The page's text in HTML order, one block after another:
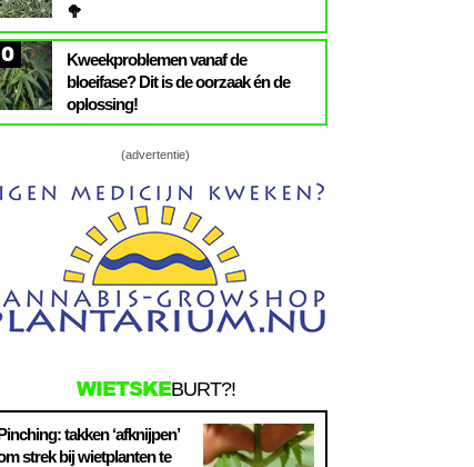
🥦
Kweekproblemen vanaf de
bloeifase? Dit is de oorzaak én de
oplossing!
(advertentie)
WIETSKEBURT?!
takken ‘afknijpen’
strek bij wietplanten te